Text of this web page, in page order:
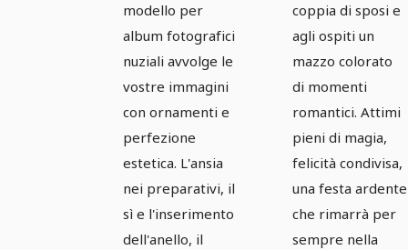
modello per
album fotografici
nuziali avvolge le
vostre immagini
con ornamenti e
perfezione
estetica. L'ansia
nei preparativi, il
sì e l'inserimento
dell'anello, il
coppia di sposi e
agli ospiti un
mazzo colorato
di momenti
romantici. Attimi
pieni di magia,
felicità condivisa,
una festa ardente
che rimarrà per
sempre nella